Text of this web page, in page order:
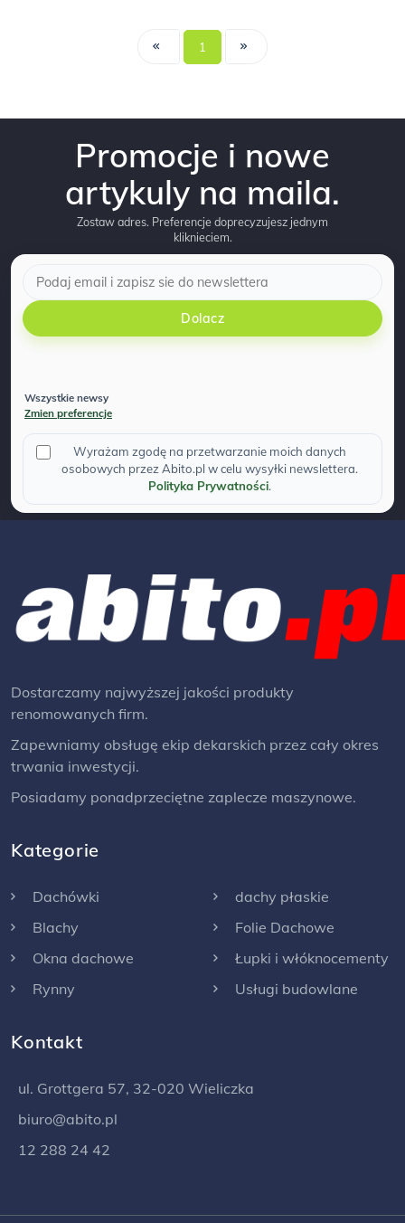
1
Promocje i nowe
artykuly na maila.
Zostaw adres. Preferencje doprecyzujesz jednym
kliknieciem.
Dolacz
Wszystkie newsy
Zmien preferencje
Wyrażam zgodę na przetwarzanie moich danych
osobowych przez Abito.pl w celu wysyłki newslettera.
Polityka Prywatności.
Dostarczamy najwyższej jakości produkty
renomowanych firm.
Zapewniamy obsługę ekip dekarskich przez cały okres
trwania inwestycji.
Posiadamy ponadprzeciętne zaplecze maszynowe.
Kategorie
Dachówki
Blachy
Okna dachowe
Rynny
dachy płaskie
Folie Dachowe
Łupki i włóknocementy
Usługi budowlane
Kontakt
ul. Grottgera 57, 32-020 Wieliczka
biuro@abito.pl
12 288 24 42